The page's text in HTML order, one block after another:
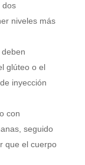
dos
niveles más
glúteo o el
inyección
con
seguido
que el cuerpo